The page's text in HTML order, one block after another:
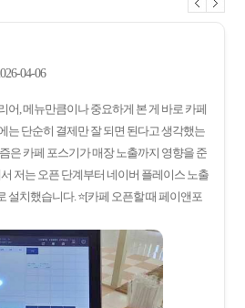
04-06
어, 메뉴만큼이나 중요하게 본 게 바로 카페
는 단순히 결제만 잘 되면 된다고 생각했는
은 카페 포스기가 매장 노출까지 영향을 준
저는 오픈 단계부터 네이버 플레이스 노출
설치했습니다. ⭐[카페 오픈할 때 페이앤포